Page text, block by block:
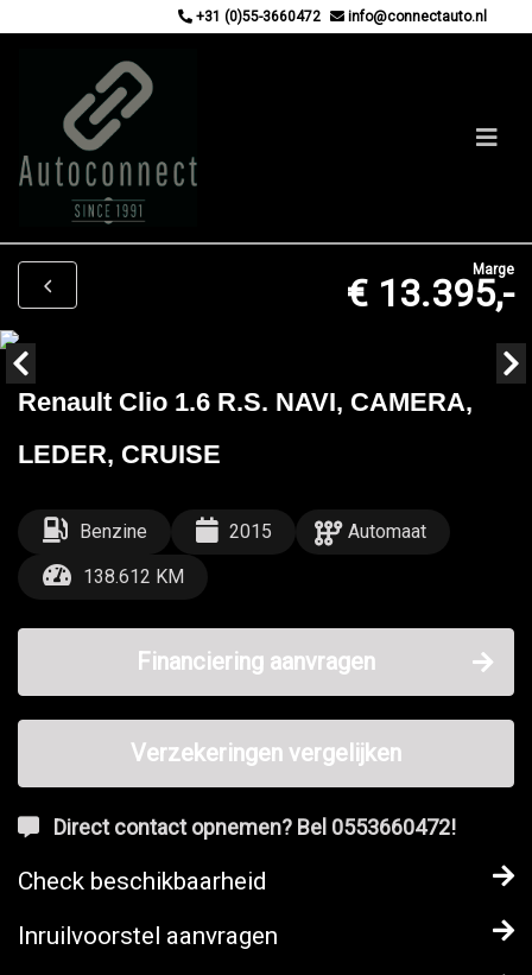
+31 (0)55-3660472 info@connectauto.nl
Marge
€ 13.395,-
Renault Clio 1.6 R.S. NAVI, CAMERA,
LEDER, CRUISE
Benzine 2015
Automaat
138.612 KM
Financiering aanvragen
Verzekeringen vergelijken
Direct contact opnemen? Bel 0553660472!
Check beschikbaarheid
Inruilvoorstel aanvragen